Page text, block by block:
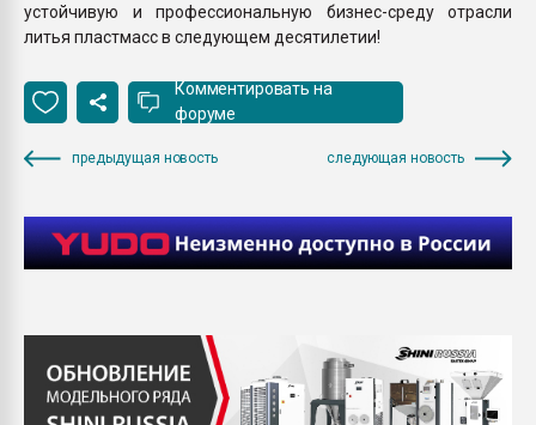
устойчивую и профессиональную бизнес-среду отрасли
литья пластмасс в следующем десятилетии!
Комментировать на
форуме
предыдущая новость следующая новость